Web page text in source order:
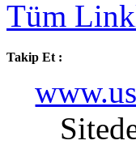
Tüm
Takip Et :